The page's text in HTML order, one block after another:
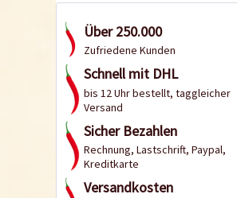
Über 250.000
Zufriedene Kunden
Schnell mit DHL
bis 12 Uhr bestellt, taggleicher
Versand
Sicher Bezahlen
Rechnung, Lastschrift, Paypal,
Kreditkarte
Versandkosten